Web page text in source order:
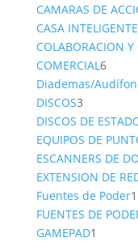
CAMARAS DE
CASA INTELIGENTE
COLABORACION
COMERCIAL66
Diademas/
DISCOS33
productos
DISCOS DE
EQUIPOS DE
ESCANNERS DE
EXTENSION DE
Fuentes de Poder1
FUENTES DE
GAMEPAD1